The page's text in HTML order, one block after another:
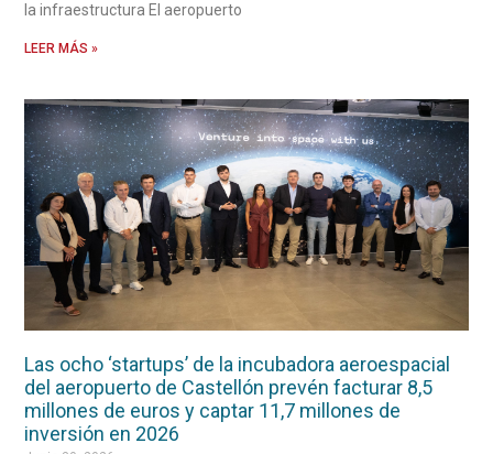
la infraestructura El aeropuerto
LEER MÁS »
Las ocho ‘startups’ de la incubadora aeroespacial
del aeropuerto de Castellón prevén facturar 8,5
millones de euros y captar 11,7 millones de
inversión en 2026